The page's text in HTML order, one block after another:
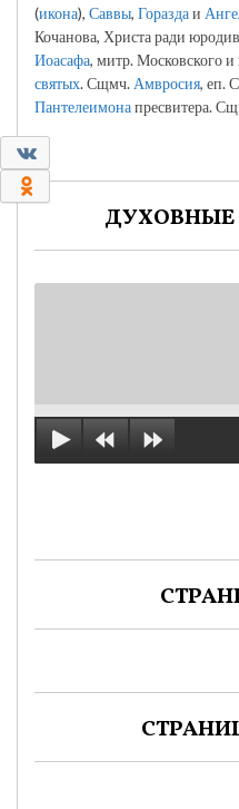
0
(икона), Саввы, Гораздаи
Кочанова, Христа ради
Иоасафа, митр. Московского и
святых. Сщмч. Амвросия, еп.
Пантелеимонапресвитера.
ДУХОВНЫЕ